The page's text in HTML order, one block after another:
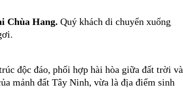
Chùa Hang. Quý khách di chuyển xuống
độc đáo, phối hợp hài hòa giữa đất trời và
mảnh đất Tây Ninh, vừa là địa điểm sinh